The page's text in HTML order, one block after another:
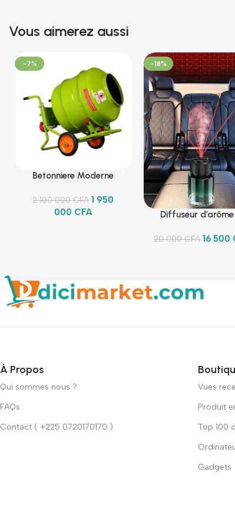
Vous aimerez aussi
-7%
Ajouter Au Panier
Betonniere Moderne
2 100 000CFA 1 950
000 CFA
-18%
Ajouter Au Panier
Diffuseur
20 000CFA 16 500
À Propos
Qui sommes nous ?
FAQs
Contact ( +225 0720170170 )
Vues
Produit
Top 100
Gadgets